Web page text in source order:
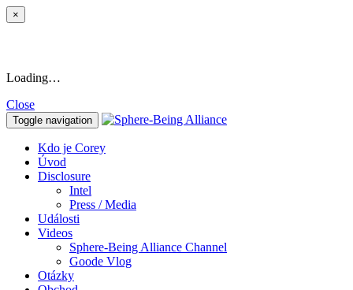
×
Loading…
Close
Toggle navigation
Kdo je Corey
Úvod
Disclosure
Intel
Press / Media
Události
Videos
Sphere-Being Alliance Channel
Goode Vlog
Otázky